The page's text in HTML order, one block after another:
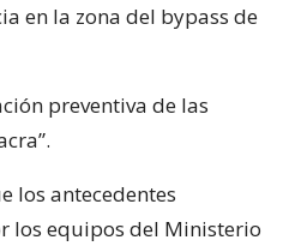
en la zona del bypass de
preventiva de las
los antecedentes
los equipos del Ministerio